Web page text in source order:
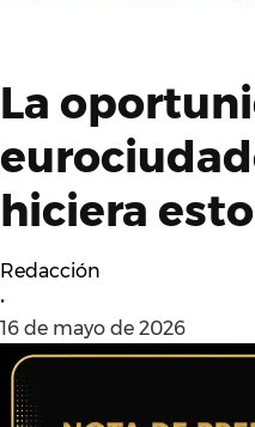
La
hiciera
Redacción
•
16 de mayo de 2026